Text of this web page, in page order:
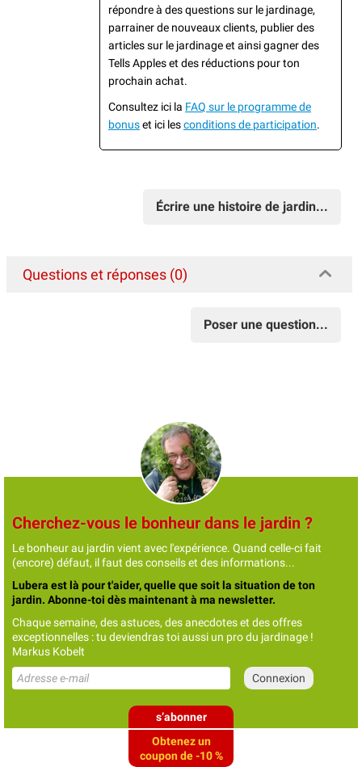
répondre à des questions sur le jardinage,
parrainer de nouveaux clients, publier des
articles sur le jardinage et ainsi gagner des
Tells Apples et des réductions pour ton
prochain achat.
Consultez ici la FAQ sur le programme de
bonuset ici lesconditions de participation.
Écrire une histoire de jardin...
Questions et réponses (0)
Poser une question...
Cherchez-vous le bonheur dans le jardin ?
Le bonheur au jardin vient avec l'expérience. Quand celle-ci fait
(encore) défaut, il faut des conseils et des informations...
Lubera est là pour t'aider, quelle que soit la situation de ton
jardin. Abonne-toi dès maintenant à ma newsletter.
Chaque semaine, des astuces, des anecdotes et des offres
exceptionnelles : tu deviendras toi aussi un pro du jardinage !
Markus Kobelt
s’abonner
Obtenez un
coupon de -10 %